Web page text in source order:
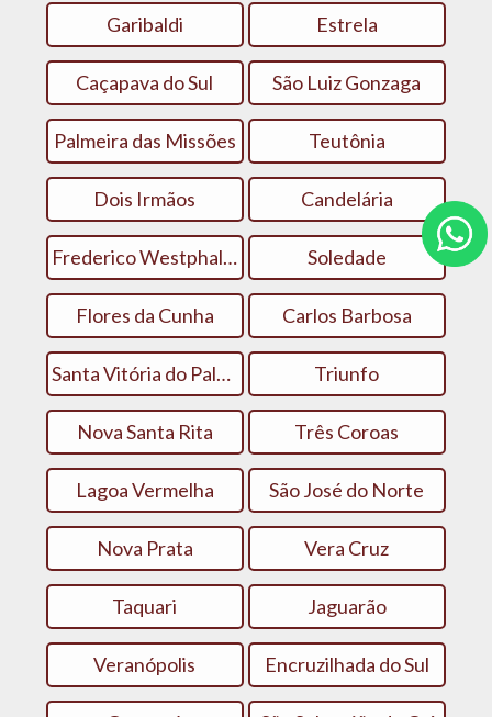
Garibaldi Estrela
Caçapava do Sul São Luiz Gonzaga
Palmeira das Missões Teutônia
Dois Irmãos Candelária
Frederico Westphalen Soledade
Flores da Cunha Carlos Barbosa
Santa Vitória do Palmar Triunfo
Nova Santa Rita Três Coroas
Lagoa Vermelha São José do Norte
Nova Prata Vera Cruz
Taquari Jaguarão
Veranópolis Encruzilhada do Sul